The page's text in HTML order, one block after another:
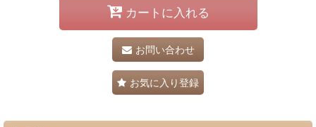
カートに入れる
お問い合わせ
お気に入り登録